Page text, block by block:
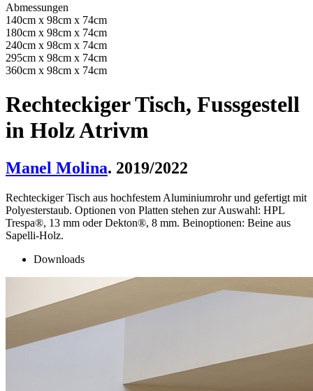
Abmessungen
140cm x 98cm x 74cm
180cm x 98cm x 74cm
240cm x 98cm x 74cm
295cm x 98cm x 74cm
360cm x 98cm x 74cm
Rechteckiger Tisch, Fussgestell
in Holz Atrivm
Manel Molina. 2019/2022
Rechteckiger Tisch aus hochfestem Aluminiumrohr und gefertigt mit
Polyesterstaub. Optionen von Platten stehen zur Auswahl: HPL
Trespa®, 13 mm oder Dekton®, 8 mm. Beinoptionen: Beine aus
Sapelli-Holz.
Downloads